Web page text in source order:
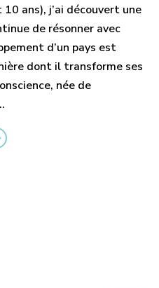
ans), j’ai découvert une
de résonner avec
d’un pays est
dont il transforme ses
née de